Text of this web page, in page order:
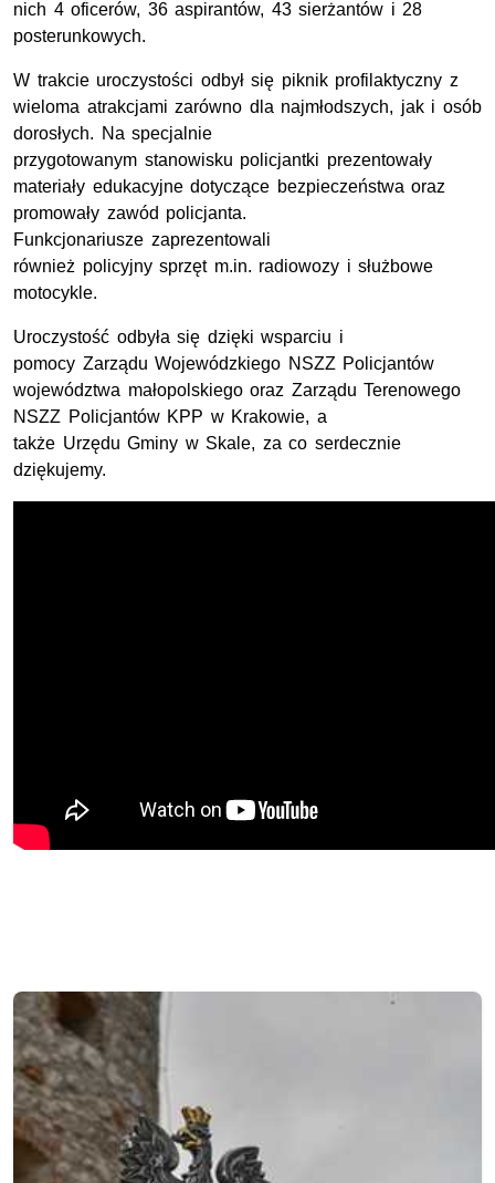
nich 4 oficerów, 36 aspirantów, 43 sierżantów i 28
posterunkowych.
W trakcie uroczystości odbył się piknik profilaktyczny z
wieloma atrakcjami zarówno dla najmłodszych, jak i osób
dorosłych. Na specjalnie
przygotowanym stanowisku policjantki prezentowały
materiały edukacyjne dotyczące bezpieczeństwa oraz
promowały zawód policjanta.
Funkcjonariusze zaprezentowali
również policyjny sprzęt m.in. radiowozy i służbowe
motocykle.
Uroczystość odbyła się dzięki wsparciu i
pomocy Zarządu Wojewódzkiego NSZZ Policjantów
województwa małopolskiego oraz Zarządu Terenowego
NSZZ Policjantów KPP w Krakowie, a
także Urzędu Gminy w Skale, za co serdecznie
dziękujemy.